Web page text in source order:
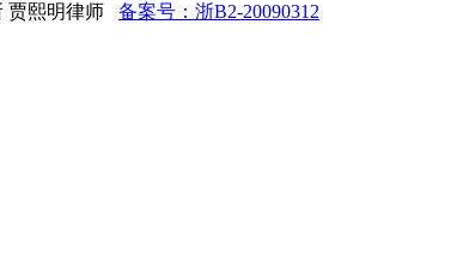
贾熙明律师 备案号：浙B2-20090312